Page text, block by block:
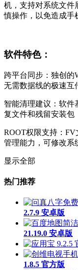
机，支持对系统文件
慎操作，以免造成手
软件特色：
跨平台同步：独创的
无需数据线的极速互
智能清理建议：软件
复文件和残留安装包
ROOT权限支持：
管理能力，可修改系
显示全部
热门推荐
2.7.9 安卓版
21.19.0 安卓版
1.8.5 官方版